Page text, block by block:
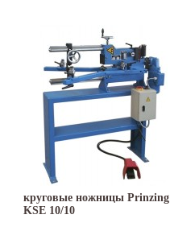
круговые ножницы Prinzing
KSE 10/10